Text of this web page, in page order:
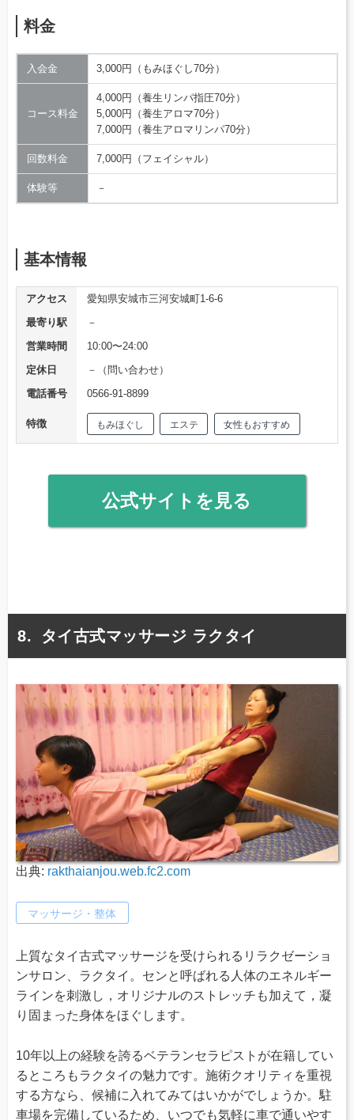
料金
入会金 3,000円（もみほぐし70分）
コース料金
4,000円（養生リンパ指圧70分）
5,000円（養生アロマ70分）
7,000円（養生アロマリンパ70分）
回数料金 7,000円（フェイシャル）
体験等 －
基本情報
アクセス
愛知県安城市三河安城町1-6-6
最寄り駅
－
営業時間
10:00〜24:00
定休日
－（問い合わせ）
電話番号
0566-91-8899
特徴 もみほぐし エステ 女性もおすすめ
公式サイトを見る
タイ古式マッサージ ラクタイ
出典: rakthaianjou.web.fc2.com
マッサージ・整体
上質なタイ古式マッサージを受けられるリラクゼーショ
ンサロン、ラクタイ。センと呼ばれる人体のエネルギー
ラインを刺激し，オリジナルのストレッチも加えて，凝
り固まった身体をほぐします。
10年以上の経験を誇るベテランセラピストが在籍してい
るところもラクタイの魅力です。施術クオリティを重視
する方なら、候補に入れてみてはいかがでしょうか。駐
車場を完備しているため、いつでも気軽に車で通いやす